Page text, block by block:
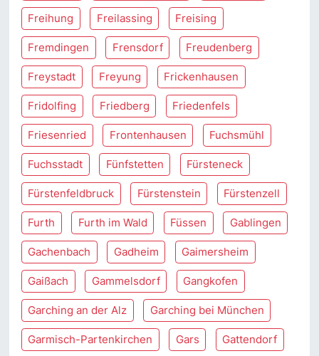
Freihung Freilassing Freising
Fremdingen Frensdorf Freudenberg
Freystadt Freyung Frickenhausen
Fridolfing Friedberg Friedenfels
Friesenried Frontenhausen Fuchsmühl
Fuchsstadt Fünfstetten Fürsteneck
Fürstenfeldbruck Fürstenstein Fürstenzell
Furth Furth im Wald Füssen Gablingen
Gachenbach Gadheim Gaimersheim
Gaißach Gammelsdorf Gangkofen
Garching an der Alz Garching bei München
Garmisch-Partenkirchen Gars Gattendorf